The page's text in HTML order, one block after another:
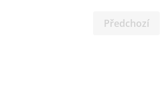
Předchozí